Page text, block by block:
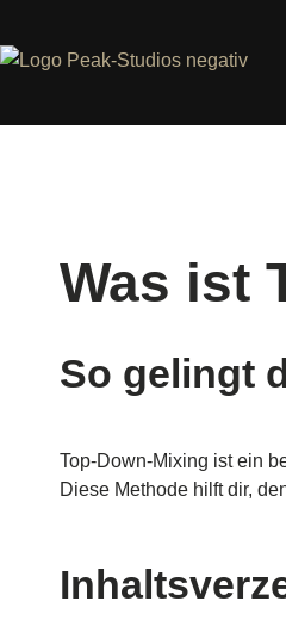
Was ist
So gelingt
Top-Down-Mixing ist ein
Diese Methode hilft dir,